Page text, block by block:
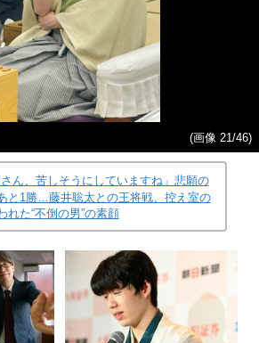
(画像 21/46)
さん、苦しそうにしていますね」悲願の
と1勝…藤井聡太との王将戦、控え室の
れた“不倒の男”の素顔